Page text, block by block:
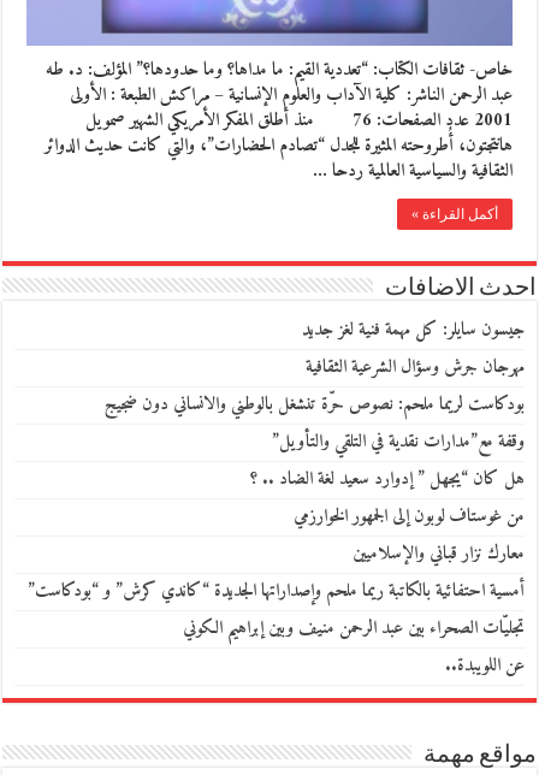
خاص- ثقافات الكتاب: “تعددية القيم: ما مداها؟ وما حدودها؟” المؤلف: د. طه
عبد الرحمن الناشر: كلية الآداب والعلوم الإنسانية – مراكش الطبعة : الأولى
2001 عدد الصفحات: 76 منذ أطلق المفكر الأمريكي الشهير صمويل
هانتجتون، أُطروحته المثيرة للجدل “تصادم الحضارات”، والتي كانت حديث الدوائر
الثقافية والسياسية العالمية ردحا …
أكمل القراءة »
احدث الاضافات
جيسون سايلر: كل مهمة فنية لغز جديد
مهرجان جرش وسؤال الشرعية الثقافية
بودكاست لريما ملحم: نصوص حرّة تنشغل بالوطني والانساني دون ضجيج
وقفة مع”مدارات نقدية في التلقي والتأويل”
هل كان “يجهل ” إدوارد سعيد لغة الضاد .. ؟
من غوستاف لوبون إلى الجمهور الخوارزمي
معارك نزار قباني والإسلاميين
أمسية احتفائية بالكاتبة ريما ملحم وإصداراتها الجديدة “كاندي كرش” و “بودكاست”
تجليّات الصحراء بين عبد الرحمن منيف وبين إبراهيم الكوني
عن اللويبدة..
مواقع مهمة